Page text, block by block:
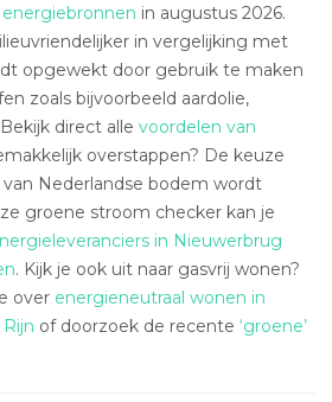
in augustus 2026.
in vergelijking met
opgewekt door gebruik te maken
zoals bijvoorbeeld aardolie,
direct alle voordelen van
overstappen? De keuze
Nederlandse bodem wordt
groene stroom checker kan je
in Nieuwerbrug
. Kijk je ook uit naar gasvrij wonen?
over energieneutraal wonen in
of doorzoek de recente ‘groene’